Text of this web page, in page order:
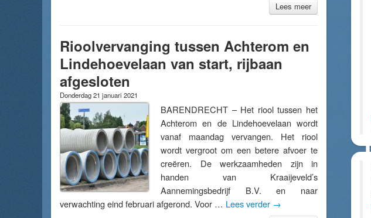
Lees meer
Rioolvervanging tussen Achterom en
Lindehoevelaan van start, rijbaan
afgesloten
Donderdag 21 januari 2021
BARENDRECHT – Het riool tussen het
Achterom en de Lindehoevelaan wordt
vanaf maandag vervangen. Het riool
wordt vergroot om een betere afvoer te
creëren. De werkzaamheden zijn in
handen van Kraaijeveld’s
Aannemingsbedrijf B.V. en naar
verwachting eind februari afgerond. Voor … Lees verder →